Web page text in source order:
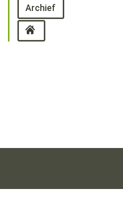
Archief